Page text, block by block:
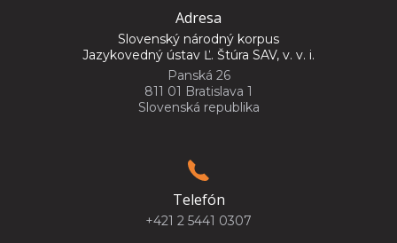
Adresa
Slovenský národný korpus
Jazykovedný ústav Ľ. Štúra SAV, v. v. i.
Panská 26
811 01 Bratislava 1
Slovenská republika
Telefón
+421 2 5441 0307